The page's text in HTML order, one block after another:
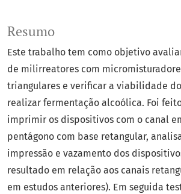
Resumo
Este trabalho tem como objetivo
de milirreatores com
triangulares e verificar a viabilidade
realizar fermentação alcoólica. Foi
imprimir os dispositivos com o canal
pentágono com base retangular,
impressão e vazamento dos
resultado em relação aos canais
em estudos anteriores). Em seguida